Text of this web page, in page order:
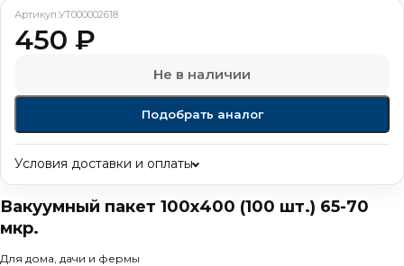
Вакуумный пакет 100х400 (100 шт.) 65-70
мкр.
Для дома, дачи и фермы
Артикул:УТ000002618
450 ₽
Не в наличии
Подобрать аналог
Условия доставки и оплаты